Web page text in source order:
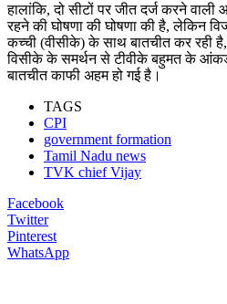
हालांकि, दो सीटों पर जीत दर्ज करने
रहने की घोषणा की घोषणा की है, लेकिन
कच्ची (वीसीके) के साथ बातचीत कर रही
विसीके के समर्थन से टीवीके बहुमत के
बातचीत काफी अहम हो गई है।
TAGS
CPI
government formation
Tamil Nadu news
TVK chief Vijay
Facebook
Twitter
Pinterest
WhatsApp